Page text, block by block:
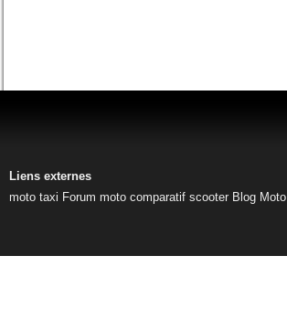
Liens externes
moto taxi Forum moto comparatif scooter Blog Moto